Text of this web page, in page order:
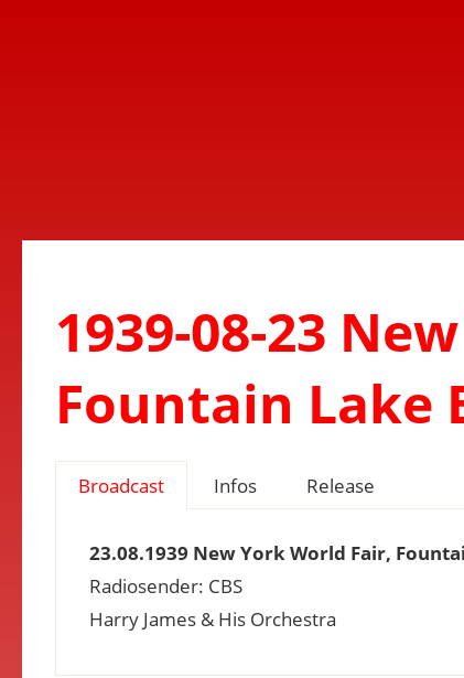
1939-08-23
Fountain Lake
Broadcast Infos Release
23.08.1939 New York World Fair,
Radiosender: CBS
Harry James & His Orchestra